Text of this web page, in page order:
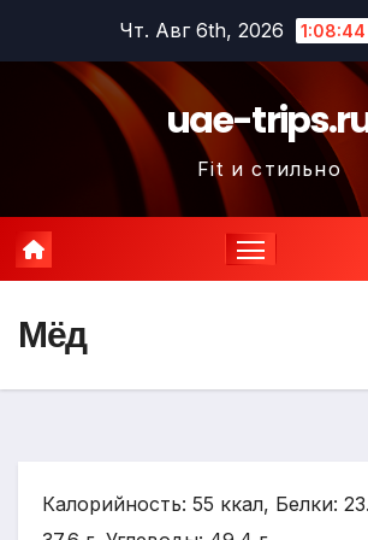
содержимому
Чт. Авг 6th, 2026 1:08:45
uae-
Fit и стильно
Мёд
Калорийность: 55 ккал, Белки: